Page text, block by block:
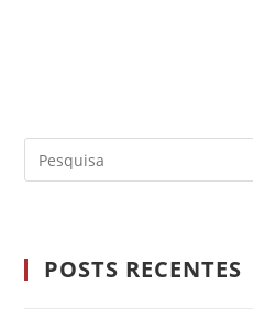
POSTS RECENTES